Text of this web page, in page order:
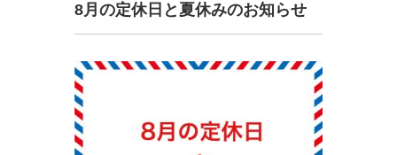
8月の定休日と夏休みのお知らせ